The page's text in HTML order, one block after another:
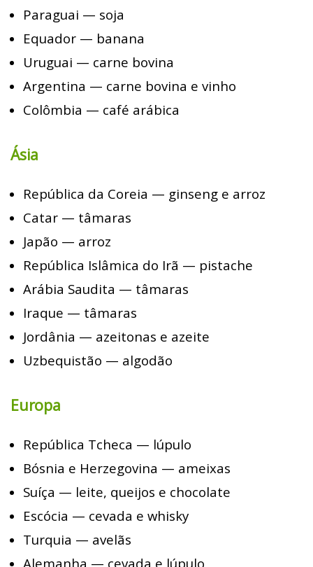
Paraguai — soja
Equador — banana
Uruguai — carne bovina
Argentina — carne bovina e vinho
Colômbia — café arábica
Ásia
República da Coreia — ginseng e arroz
Catar — tâmaras
Japão — arroz
República Islâmica do Irã — pistache
Arábia Saudita — tâmaras
Iraque — tâmaras
Jordânia — azeitonas e azeite
Uzbequistão — algodão
Europa
República Tcheca — lúpulo
Bósnia e Herzegovina — ameixas
Suíça — leite, queijos e chocolate
Escócia — cevada e whisky
Turquia — avelãs
Alemanha — cevada e lúpulo